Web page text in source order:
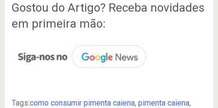
Gostou do Artigo? Receba novidades
em primeira mão:
Tags:como consumir pimenta caiena, pimenta caiena,